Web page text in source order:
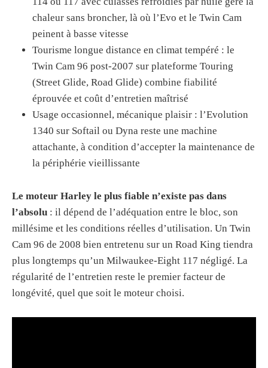
chaleur sans broncher, là où l’Evo et le Twin Cam
peinent à basse vitesse
Tourisme longue distance en climat tempéré : le
Twin Cam 96 post-2007 sur plateforme Touring
(Street Glide, Road Glide) combine fiabilité
éprouvée et coût d’entretien maîtrisé
Usage occasionnel, mécanique plaisir : l’Evolution
1340 sur Softail ou Dyna reste une machine
attachante, à condition d’accepter la maintenance de
la périphérie vieillissante
Le moteur Harley le plus fiable n’existe pas dans
l’absolu : il dépend de l’adéquation entre le bloc, son
millésime et les conditions réelles d’utilisation. Un Twin
Cam 96 de 2008 bien entretenu sur un Road King tiendra
plus longtemps qu’un Milwaukee-Eight 117 négligé. La
régularité de l’entretien reste le premier facteur de
longévité, quel que soit le moteur choisi.